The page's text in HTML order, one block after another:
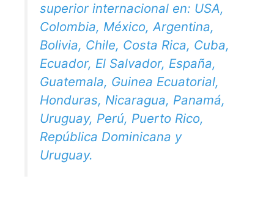
superior internacional en: USA,
Colombia, México, Argentina,
Bolivia, Chile, Costa Rica, Cuba,
Ecuador, El Salvador, España,
Guatemala, Guinea Ecuatorial,
Honduras, Nicaragua, Panamá,
Uruguay, Perú, Puerto Rico,
República Dominicana y
Uruguay.